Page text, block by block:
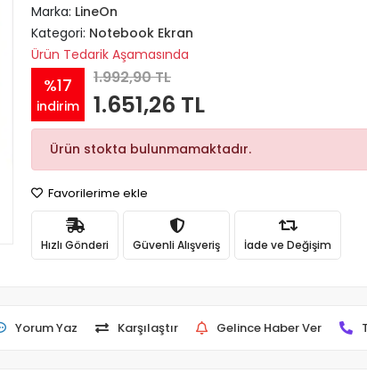
Marka: LineOn
Kategori: Notebook Ekran
Ürün Tedarik Aşamasında
%17
indirim
1.992,90 TL
1.651,26 TL
Ürün stokta bulunmamaktadır.
Favorilerime ekle
Hızlı Gönderi Güvenli Alışveriş İade ve Değişim
Yorum Yaz Karşılaştır Gelince Haber Ver